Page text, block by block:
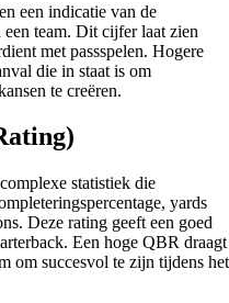
een indicatie van de
team. Dit cijfer laat zien
met passspelen. Hogere
die in staat is om
te creëren.
statistiek die
yards
Deze rating geeft een goed
Een hoge QBR draagt
om succesvol te zijn tijdens het